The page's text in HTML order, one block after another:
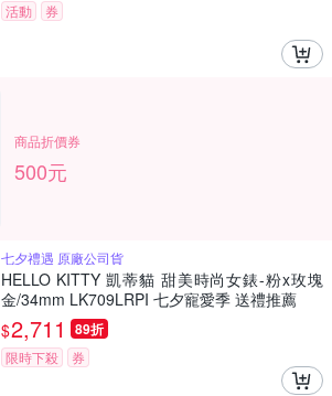
活動 券
商品折價券
500元
七夕禮遇 原廠公司貨
HELLO KITTY 凱蒂貓 甜美時尚女錶-粉x玫塊
金/34mm LK709LRPI 七夕寵愛季 送禮推薦
$2,711 89折
限時下殺 券